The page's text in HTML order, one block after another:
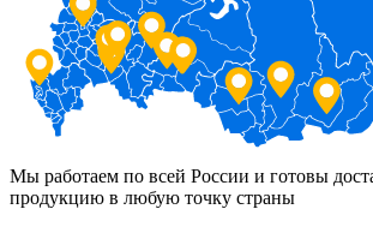
Мы работаем по всей России и готовы
продукцию в любую точку страны